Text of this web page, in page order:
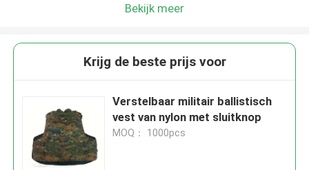
Bekijk meer
Krijg de beste prijs voor
Verstelbaar militair ballistisch
vest van nylon met sluitknop
MOQ： 1000pcs